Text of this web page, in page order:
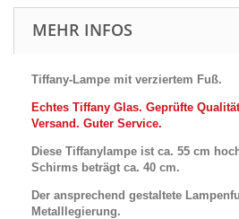
MEHR INFOS
Tiffany-Lampe mit verziertem Fuß.
Echtes Tiffany Glas. Geprüfte
Versand. Guter Service.
Diese Tiffanylampe ist ca. 55 cm
Schirms beträgt ca. 40 cm.
Der ansprechend gestaltete
Metalllegierung.